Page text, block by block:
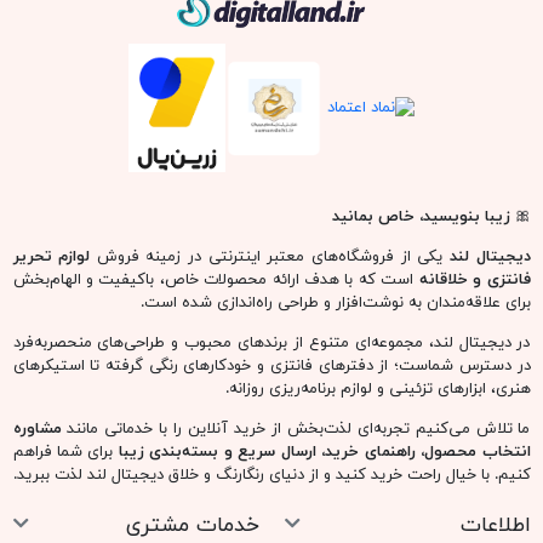
🎀زیبا بنویسید، خاص بمانید
دیجیتال لند یکی از فروشگاه‌های معتبر اینترنتی در زمینه فروش لوازم تحریر
فانتزی و خلاقانه است که با هدف ارائه محصولات خاص، باکیفیت و الهام‌بخش
برای علاقه‌مندان به نوشت‌افزار و طراحی راه‌اندازی شده است.
در دیجیتال لند، مجموعه‌ای متنوع از برندهای محبوب و طراحی‌های منحصربه‌فرد
در دسترس شماست؛ از دفترهای فانتزی و خودکارهای رنگی گرفته تا استیکرهای
هنری، ابزارهای تزئینی و لوازم برنامه‌ریزی روزانه.
ما تلاش می‌کنیم تجربه‌ای لذت‌بخش از خرید آنلاین را با خدماتی مانندمشاوره
انتخاب محصول، راهنمای خرید، ارسال سریع و بسته‌بندی زیبا برای شما فراهم
کنیم. با خیال راحت خرید کنید و از دنیای رنگارنگ و خلاق دیجیتال لند لذت ببرید.
اطلاعات خدمات مشتری